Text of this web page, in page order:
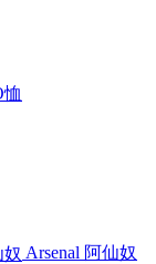
恤
Arsenal 阿仙奴